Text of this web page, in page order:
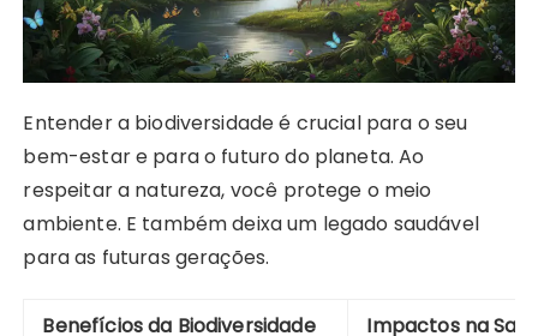
Entender a biodiversidade é crucial para o seu
bem-estar e para o futuro do planeta. Ao
respeitar a natureza, você protege o meio
ambiente. E também deixa um legado saudável
para as futuras gerações.
Benefícios da Biodiversidade
Impactos na